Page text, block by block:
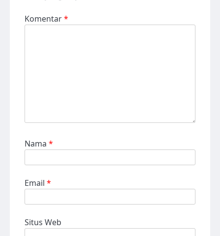
Komentar*
Nama *
Email *
Situs Web